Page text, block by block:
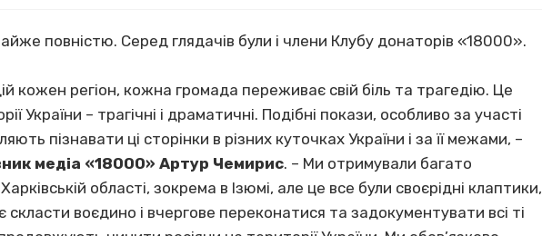
повністю. Серед глядачів були і члени Клубу донаторів «18000».
кожен регіон, кожна громада переживає свій біль та трагедію. Це
України – трагічні і драматичні. Подібні покази, особливо за участі
пізнавати ці сторінки в різних куточках України і за її межами, –
медіа «18000» Артур Чемирис. – Ми отримували багато
Харківській області, зокрема в Ізюмі, але це все були своєрідні клаптики,
скласти воєдино і вчергове переконатися та задокументувати всі ті